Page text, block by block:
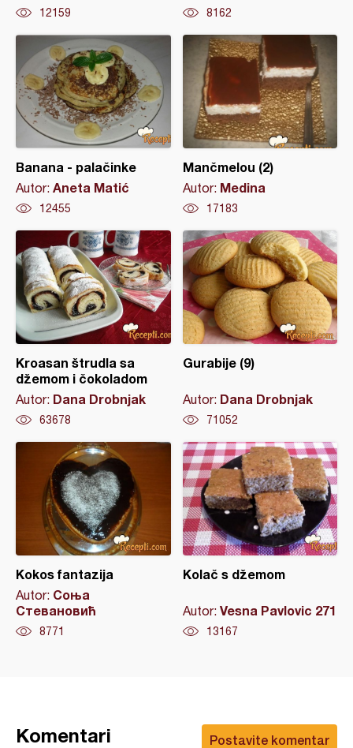
12159 8162
Banana - palačinke
Autor: Aneta Matić
12455
Mančmelou (2)
Autor: Medina
17183
Kroasan štrudla sa
džemom i čokoladom
Autor: Dana Drobnjak
63678
Gurabije (9)
Autor: Dana Drobnjak
71052
Kokos fantazija
Autor: Соња
Стевановић
8771
Kolač s džemom
Autor: Vesna Pavlovic 271
13167
Postavite komentar
Komentari